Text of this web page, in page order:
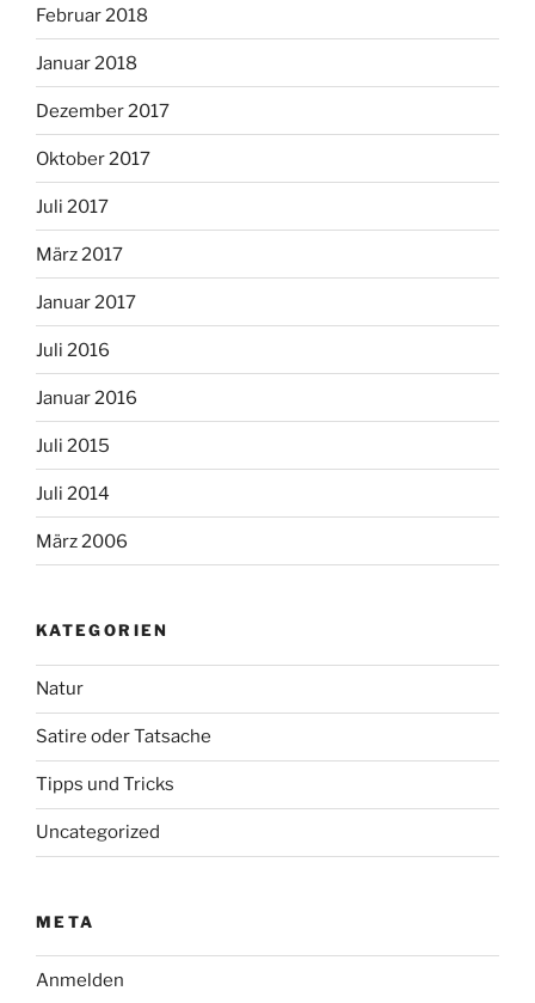
Februar 2018
Januar 2018
Dezember 2017
Oktober 2017
Juli 2017
März 2017
Januar 2017
Juli 2016
Januar 2016
Juli 2015
Juli 2014
März 2006
KATEGORIEN
Natur
Satire oder Tatsache
Tipps und Tricks
Uncategorized
META
Anmelden